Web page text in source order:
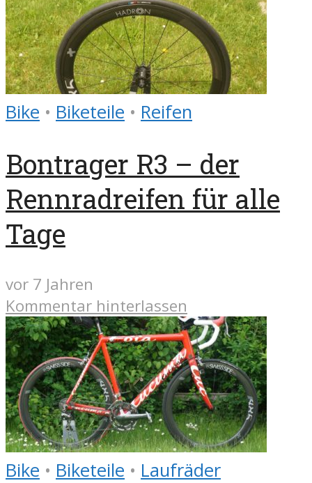
Bike • Biketeile • Reifen
Bontrager R3 – der
Rennradreifen für alle
Tage
vor 7 Jahren
Kommentar hinterlassen
Bike • Biketeile • Laufräder